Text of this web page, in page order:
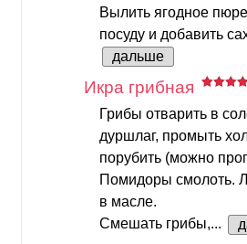
Вылить ягодное
посуду и добавить
дальше
Икра грибная
Грибы отварить в
дуршлаг, промыть
порубить (можно
Помидоры смолоть.
в масле.
Смешать грибы,...